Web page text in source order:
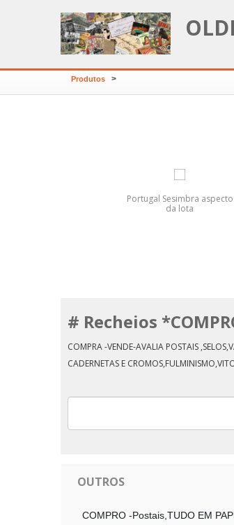
Produtos >
Portugal Sesimbra aspecto
da lota
# Recheios
COMPRA -VENDE-AVALIA POSTAIS
CADERNETAS E
OUTROS
COMPRO -Postais,TUDO EM